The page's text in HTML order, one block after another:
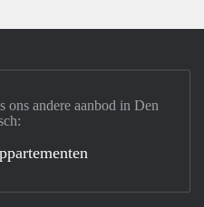
andere aanbod in Den